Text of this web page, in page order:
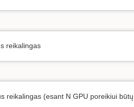
reikalingas
reikalingas (esant N GPU poreikiui